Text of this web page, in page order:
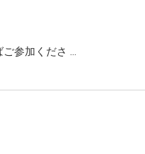
参加くださ …